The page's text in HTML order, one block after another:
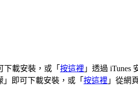
下載安裝，或「 按這裡 」透過 iTunes
即可下載安裝，或「 按這裡 」從網